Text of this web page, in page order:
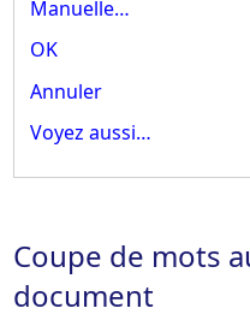
Manuelle…
OK
Annuler
Voyez aussi…
Coupe de mots
document